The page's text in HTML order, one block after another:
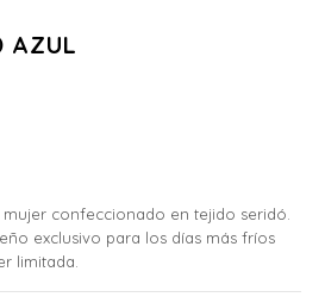
AZUL
confeccionado en tejido seridó.
exclusivo para los días más fríos
limitada.